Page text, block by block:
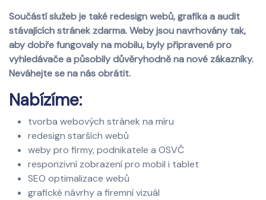
Součástí služeb je také redesign webů, grafika a audit
stávajících stránek zdarma. Weby jsou navrhovány tak,
aby dobře fungovaly na mobilu, byly připravené pro
vyhledávače a působily důvěryhodně na nové zákazníky.
Neváhejte se na nás obrátit.
Nabízíme:
tvorba webových stránek na míru
redesign starších webů
weby pro firmy, podnikatele a OSVČ
responzivní zobrazení pro mobil i tablet
SEO optimalizace webů
grafické návrhy a firemní vizuál